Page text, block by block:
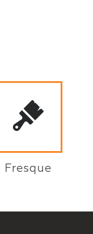
Fresque